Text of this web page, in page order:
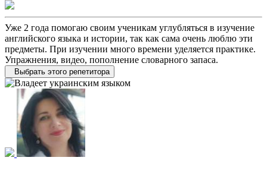
Уже 2 года помогаю своим ученикам углубляться в изучение
английского языка и истории, так как сама очень люблю эти
предметы. При изучении много времени уделяется практике.
Упражнения, видео, пополнение словарного запаса.
Выбрать этого репетитора